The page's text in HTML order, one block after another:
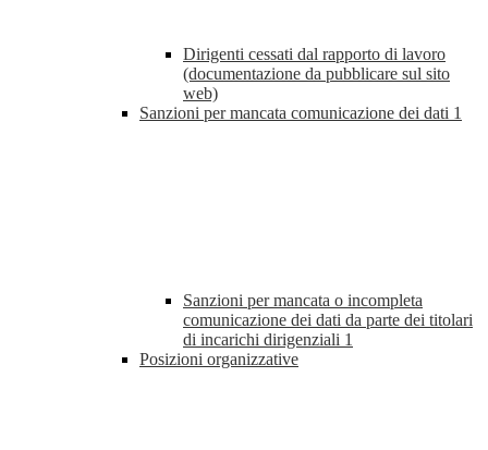
Dirigenti cessati dal rapporto di lavoro
(documentazione da pubblicare sul sito
web)
Sanzioni per mancata comunicazione dei dati 1
Sanzioni per mancata o incompleta
comunicazione dei dati da parte dei titolari
di incarichi dirigenziali 1
Posizioni organizzative